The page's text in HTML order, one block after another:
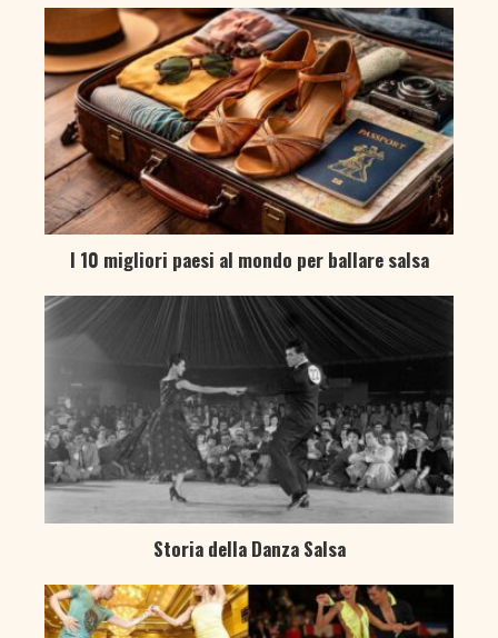
I 10 migliori paesi al mondo per ballare salsa
Storia della Danza Salsa